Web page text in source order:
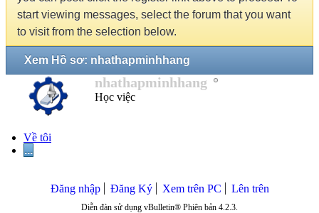
start viewing messages, select the forum that you want
to visit from the selection below.
Xem Hồ sơ: nhathapminhhang
nhathapminhhang
Học việc
Về tôi
...
Đăng nhập Đăng Ký Xem trên PC Lên trên
Diễn đàn sử dụng vBulletin® Phiên bản 4.2.3.